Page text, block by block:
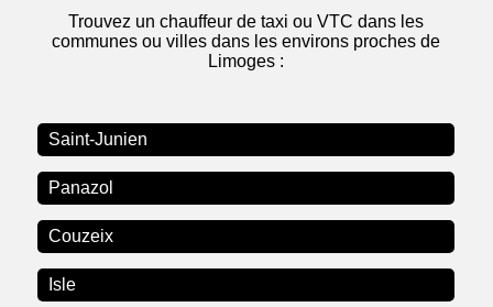
Trouvez un chauffeur de taxi ou VTC dans les
communes ou villes dans les environs proches de
Limoges :
Saint-Junien
Panazol
Couzeix
Isle